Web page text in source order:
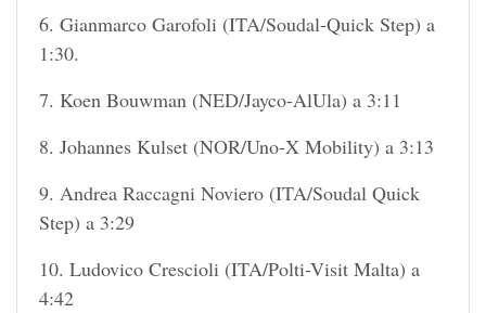
6. Gianmarco Garofoli (ITA/Soudal-Quick Step) a
1:30.
7. Koen Bouwman (NED/Jayco-AlUla) a 3:11
8. Johannes Kulset (NOR/Uno-X Mobility) a 3:13
9. Andrea Raccagni Noviero (ITA/Soudal Quick
Step) a 3:29
10. Ludovico Crescioli (ITA/Polti-Visit Malta) a
4:42